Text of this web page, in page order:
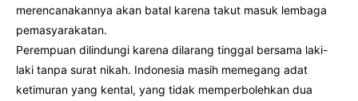
merencanakannya akan batal karena takut masuk lembaga
pemasyarakatan.
Perempuan dilindungi karena dilarang tinggal bersama laki-
laki tanpa surat nikah. Indonesia masih memegang adat
ketimuran yang kental, yang tidak memperbolehkan dua